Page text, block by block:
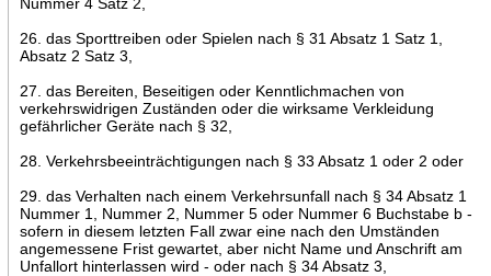
26. das Sporttreiben oder Spielen nach § 31 Absatz 1 Satz 1,
Absatz 2 Satz 3,
27. das Bereiten, Beseitigen oder Kenntlichmachen von
verkehrswidrigen Zuständen oder die wirksame Verkleidung
gefährlicher Geräte nach § 32,
28. Verkehrsbeeinträchtigungen nach § 33 Absatz 1 oder 2 oder
29. das Verhalten nach einem Verkehrsunfall nach § 34 Absatz 1
Nummer 1, Nummer 2, Nummer 5 oder Nummer 6 Buchstabe b -
sofern in diesem letzten Fall zwar eine nach den Umständen
angemessene Frist gewartet, aber nicht Name und Anschrift am
Unfallort hinterlassen wird - oder nach § 34 Absatz 3,